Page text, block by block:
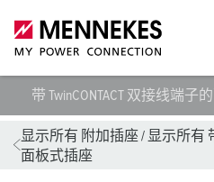
带 TwinCONTACT 双接线端子
显示所有 附加插座 / 显示所有
面板式插座